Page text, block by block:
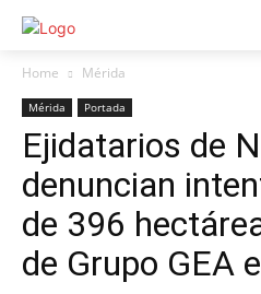
Home Mérida
Mérida Portada
Ejidatarios de
denuncian
de 396
de Grupo GEA